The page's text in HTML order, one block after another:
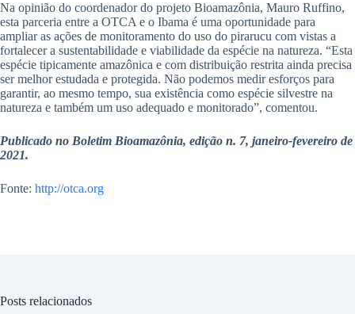
Na opinião do coordenador do projeto Bioamazônia, Mauro Ruffino,
esta parceria entre a OTCA e o Ibama é uma oportunidade para
ampliar as ações de monitoramento do uso do pirarucu com vistas a
fortalecer a sustentabilidade e viabilidade da espécie na natureza. “Esta
espécie tipicamente amazônica e com distribuição restrita ainda precisa
ser melhor estudada e protegida. Não podemos medir esforços para
garantir, ao mesmo tempo, sua existência como espécie silvestre na
natureza e também um uso adequado e monitorado”, comentou.
Publicado no Boletim Bioamazônia, edição n. 7, janeiro-fevereiro de
2021.
Fonte: http://otca.org
Posts relacionados